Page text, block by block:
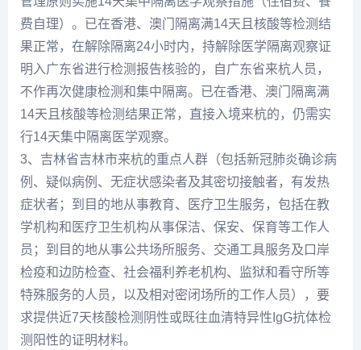
费自理）。已在香港、澳门隔离满14天且核酸等检测结
果正常，在解除隔离24小时内，持解除医学隔离观察证
明入广东省进行检测报告核验的，自广东省来杭人员，
不作再次健康检测和集中隔离。已在香港、澳门隔离满
14天且核酸等检测结果正常，直接入境来杭的，仍需实
行14天集中隔离医学观察。
3、吉林省吉林市来杭的重点人群（包括新冠肺炎确诊病
例、疑似病例、无症状感染者及其密切接触者，有发热
症状者；到目的地从事教育、医疗卫生服务，包括在教
学机构和医疗卫生机构从事保洁、保安、保育等工作人
员；到目的地从事公共场所服务、交通工具服务及口岸
检疫和边防检查、社会福利养老机构、监狱和看守所等
特殊服务的人员，以及相对密闭场所的工作人员），要
求提供近7天核酸检测阴性或既往血清特异性IgG抗体检
测阳性的证明材料。